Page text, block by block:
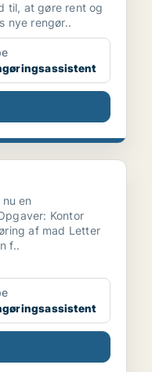
til, at gøre rent og
nye rengør..
en
Kontor
af mad Letter
f..